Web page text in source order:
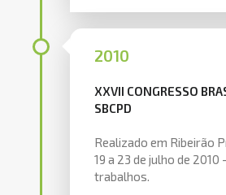
2010
XXVII CONGRESSO
SBCPD
Realizado em Ribeirão
19 a 23 de julho de 2010
trabalhos.